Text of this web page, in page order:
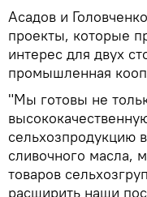
Асадов и
проекты, которые
интерес для двух
промышленная
"Мы готовы не
сельхозпродукцию
сливочного масла,
товаров
расширить наши